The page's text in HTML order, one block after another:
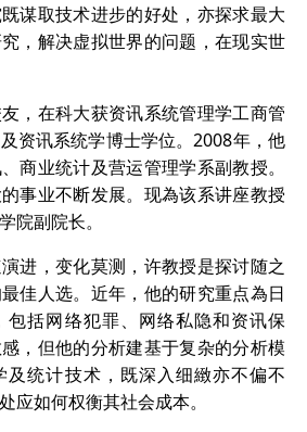
谋取技术进步的好处，亦探求最大
，解决虚拟世界的问题，在现实世
，在科大获资讯系统管理学工商管
资讯系统学博士学位。2008年，他
商业统计及营运管理学系副教授。
事业不断发展。现為该系讲座教授
院副院长。
进，变化莫测，许教授是探讨随之
佳人选。近年，他的研究重点為日
包括网络犯罪、网络私隐和资讯保
，但他的分析建基于复杂的分析模
及统计技术，既深入细緻亦不偏不
应如何权衡其社会成本。